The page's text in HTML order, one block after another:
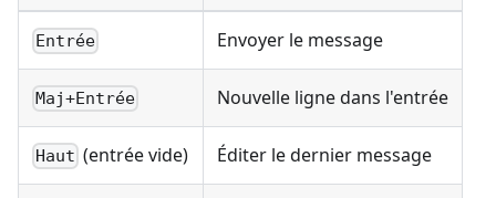
Entrée Envoyer le message
Maj+Entrée Nouvelle ligne dans l'entrée
Haut (entrée vide) Éditer le dernier message